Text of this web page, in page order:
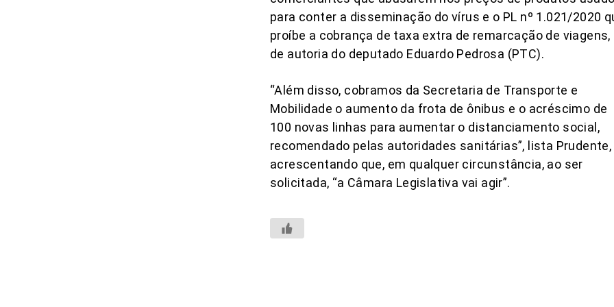
para conter a disseminação do vírus e o PL nº 1.021/2020
proíbe a cobrança de taxa extra de remarcação de viagens,
de autoria do deputado Eduardo Pedrosa (PTC).
“Além disso, cobramos da Secretaria de Transporte e
Mobilidade o aumento da frota de ônibus e o acréscimo de
100 novas linhas para aumentar o distanciamento social,
recomendado pelas autoridades sanitárias”, lista Prudente,
acrescentando que, em qualquer circunstância, ao ser
solicitada, “a Câmara Legislativa vai agir”.